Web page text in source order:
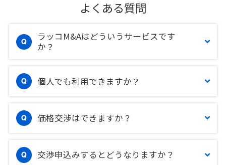
よくある質問
ラッコM&Aはどういうサービスです
か？
個人でも利用できますか？
価格交渉はできますか？
交渉申込みするとどうなりますか？